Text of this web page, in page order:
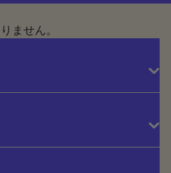
ません。